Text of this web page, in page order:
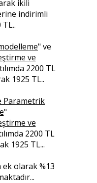
ikili
indirimli
" ve
ve
2200 TL
1925 TL..
Parametrik
"
ve
2200 TL
1925 TL...
ek olarak %13